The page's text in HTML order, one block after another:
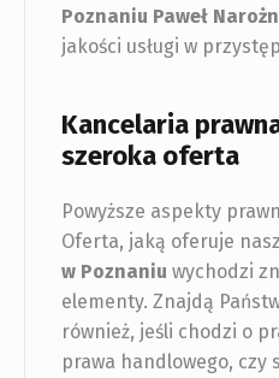
Poznaniu Paweł
jakości usługi w
Kancelaria
szeroka oferta
Powyższe aspekty
Oferta, jaką oferuje
w Poznaniu wychodzi
elementy. Znajdą
również, jeśli chodzi o
prawa handlowego, czy